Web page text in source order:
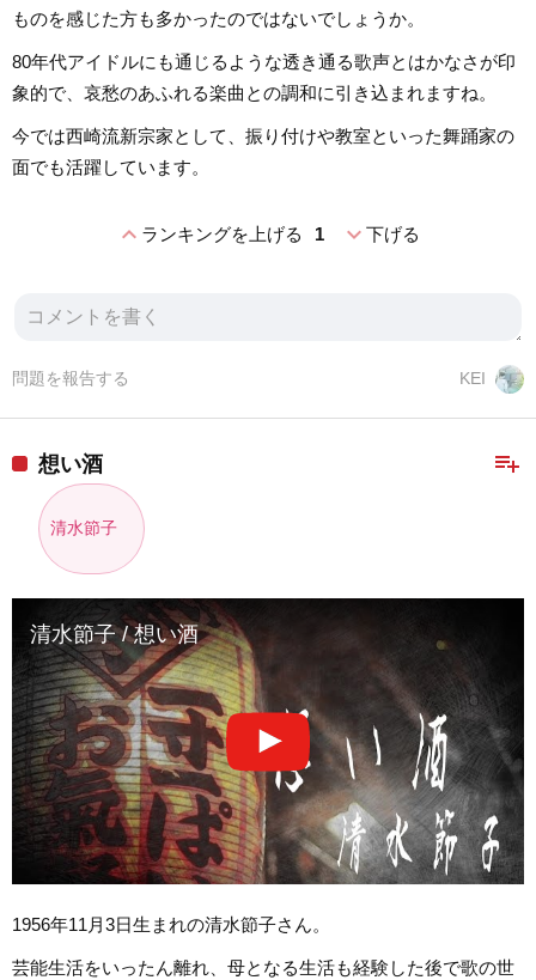
ものを感じた方も多かったのではないでしょうか。
80年代アイドルにも通じるような透き通る歌声とはかなさが印
象的で、哀愁のあふれる楽曲との調和に引き込まれますね。
今では西崎流新宗家として、振り付けや教室といった舞踊家の
面でも活躍しています。
expand_lessランキングを上げる 1 expand_more下げる
KEI
問題を報告する
playlist_add
想い酒
清水節子
清水節子 / 想い酒
1956年11月3日生まれの清水節子さん。
芸能生活をいったん離れ、母となる生活も経験した後で歌の世